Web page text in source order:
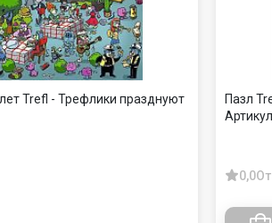
Trefl - Трефлики празднуют
Пазл
0,0